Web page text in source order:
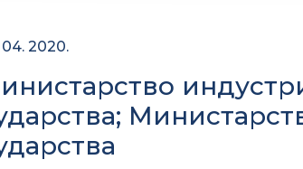
2020.